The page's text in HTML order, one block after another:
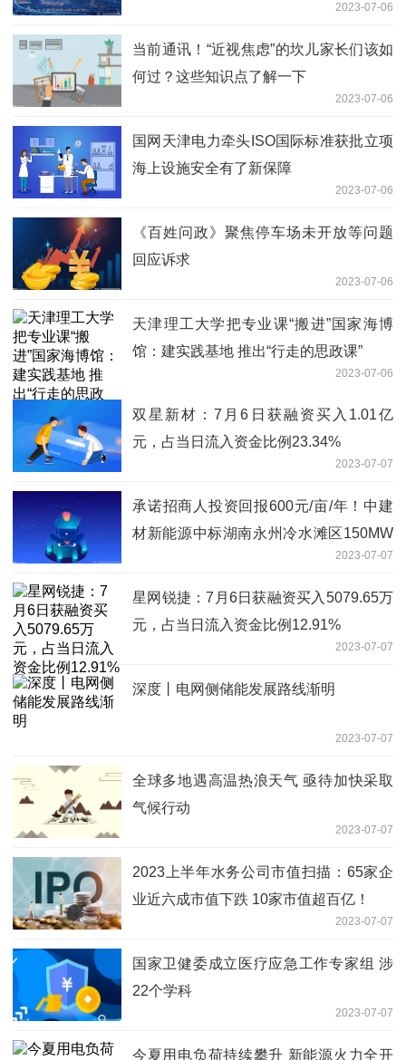
2023-07-06
当前通讯！“近视焦虑”的坎儿家长们该如
何过？这些知识点了解一下
2023-07-06
国网天津电力牵头ISO国际标准获批立项
海上设施安全有了新保障
2023-07-06
《百姓问政》聚焦停车场未开放等问题
回应诉求
2023-07-06
天津理工大学把专业课“搬进”国家海博
馆：建实践基地 推出“行走的思政课”
2023-07-06
双星新材：7月6日获融资买入1.01亿
元，占当日流入资金比例23.34%
2023-07-07
承诺招商人投资回报600元/亩/年！中建
材新能源中标湖南永州冷水滩区150MW
2023-07-07
星网锐捷：7月6日获融资买入5079.65万
元，占当日流入资金比例12.91%
2023-07-07
深度丨电网侧储能发展路线渐明
2023-07-07
全球多地遇高温热浪天气 亟待加快采取
气候行动
2023-07-07
2023上半年水务公司市值扫描：65家企
业近六成市值下跌 10家市值超百亿！
2023-07-07
国家卫健委成立医疗应急工作专家组 涉
22个学科
2023-07-07
今夏用电负荷持续攀升 新能源火力全开